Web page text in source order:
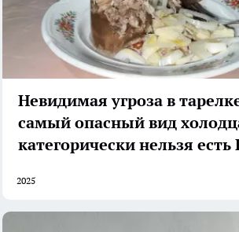
Невидимая угроза в
самый опасный вид
категорически нельзя
2025